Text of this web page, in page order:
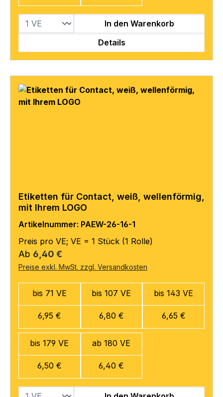
In den Warenkorb
Details
Etiketten für Contact, weiß, wellenförmig,
mit Ihrem LOGO
Artikelnummer: PAEW-26-16-1
Preis pro VE; VE = 1 Stück (1 Rolle)
Regulärer Preis:
Ab 6,40 €
Preise exkl. MwSt. zzgl. Versandkosten
bis 71 VE
6,95 €
bis 107 VE
6,80 €
bis 143 VE
6,65 €
bis 179 VE
6,50 €
ab 180 VE
6,40 €